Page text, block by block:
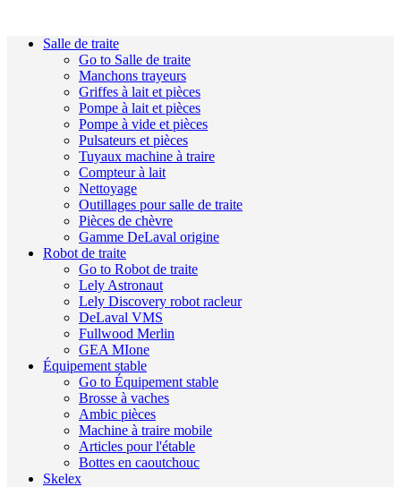
Salle de traite
Go to Salle de traite
Manchons trayeurs
Griffes à lait et pièces
Pompe à lait et pièces
Pompe à vide et pièces
Pulsateurs et pièces
Tuyaux machine à traire
Compteur à lait
Nettoyage
Outillages pour salle de traite
Pièces de chèvre
Gamme DeLaval origine
Robot de traite
Go to Robot de traite
Lely Astronaut
Lely Discovery robot racleur
DeLaval VMS
Fullwood Merlin
GEA MIone
Équipement stable
Go to Équipement stable
Brosse à vaches
Ambic pièces
Machine à traire mobile
Articles pour l'étable
Bottes en caoutchouc
Skelex